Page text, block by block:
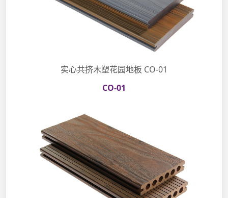
实心共挤木塑花园地板 CO-01
CO-01